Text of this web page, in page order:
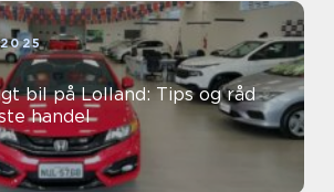
bil på Lolland: Tips og råd
handel